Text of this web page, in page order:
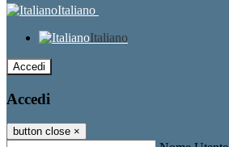
Italiano
Italiano
Accedi
Accedi
button close ×